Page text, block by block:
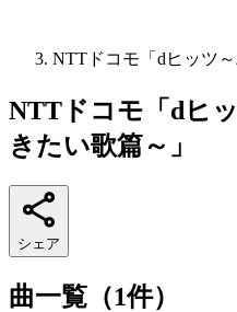
NTTドコモ「dヒッツ
NTTドコモ「dヒ
きたい歌篇～」
シェア
曲一覧（1件）